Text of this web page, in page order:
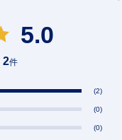
5.0
2件
(2)
(0)
(0)